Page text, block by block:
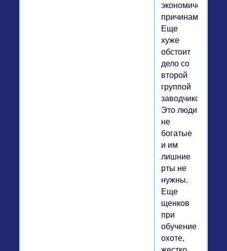
экономическим
причинам.
Еще
хуже
обстоит
дело со
второй
группой
заводчиков.
Это люди
не
богатые
и им
лишние
рты не
нужны.
Еще
щенков
при
обучение
охоте,